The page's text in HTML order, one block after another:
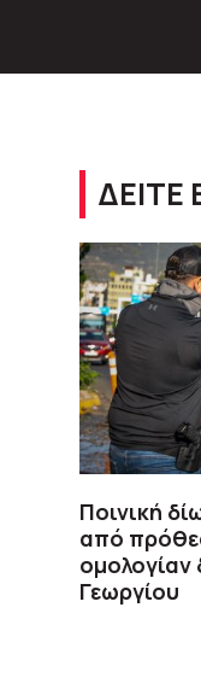
ΔΕΙΤΕ
Ποινική
από
Γεωργίου